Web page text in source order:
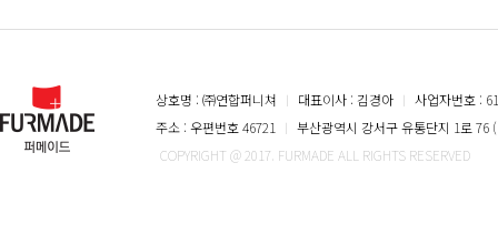
상호명 : ㈜연합퍼니쳐 ㅣ 대표이사 : 김경아 ㅣ 사업자번호 :
주소 : 우편번호 46721
ㅣ 부산광역시 강서구 유통단지 1로 76
COPYRIGHT @ 2017. FURMADE ALL RIGHTS RESERVED